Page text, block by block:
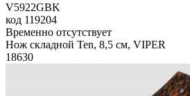
V5922GBK
код 119204
Временно отсутствует
Нож складной Ten, 8,5 см, VIPER
18630